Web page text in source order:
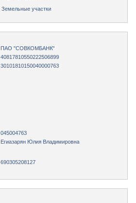
Земельные участки
ПАО "СОВКОМБАНК"
40817810550222506899
30101810150040000763
045004763
Егиазарян Юлия Владимировна
690305208127